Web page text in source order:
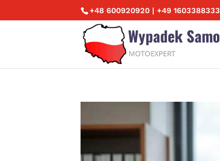
+48 600920920 | +49 1603388333